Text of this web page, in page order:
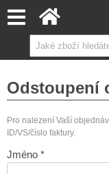
Odstoupení
Pro nalezení Vaší
ID/VS/číslo faktury.
Jméno *